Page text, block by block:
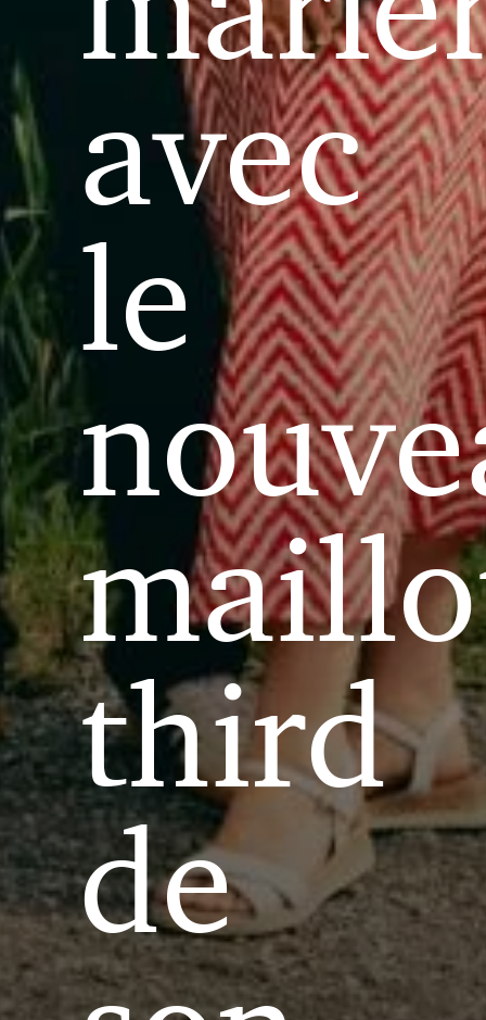
avec
le
third
de